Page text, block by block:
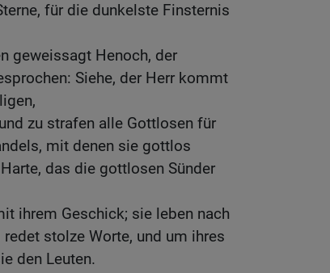
für die dunkelste Finsternis
geweissagt Henoch, der
Siehe, der Herr kommt
zu strafen alle Gottlosen für
mit denen sie gottlos
das die gottlosen Sünder
ihrem Geschick; sie leben nach
stolze Worte, und um ihres
den Leuten.